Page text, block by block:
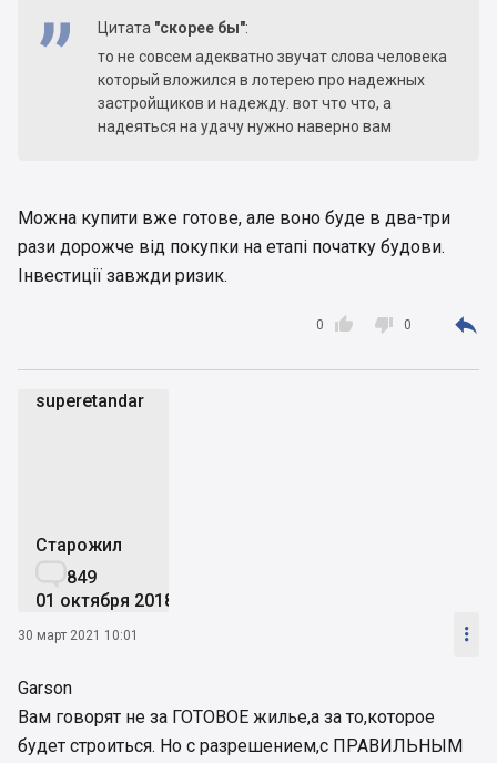
Цитата "скорее бы":
то не совсем адекватно звучат слова человека
который вложился в лотерею про надежных
застройщиков и надежду. вот что что, а
надеяться на удачу нужно наверно вам
Можна купити вже готове, але воно буде в два-три
рази дорожче від покупки на етапі початку будови.
Інвестиції завжди ризик.

0  0 
superetandar
Старожил
849
01 октября 2018
30 март 2021 10:01 
Garson
Вам говорят не за ГОТОВОЕ жилье,а за то,которое
будет строиться. Но с разрешением,с ПРАВИЛЬНЫМ